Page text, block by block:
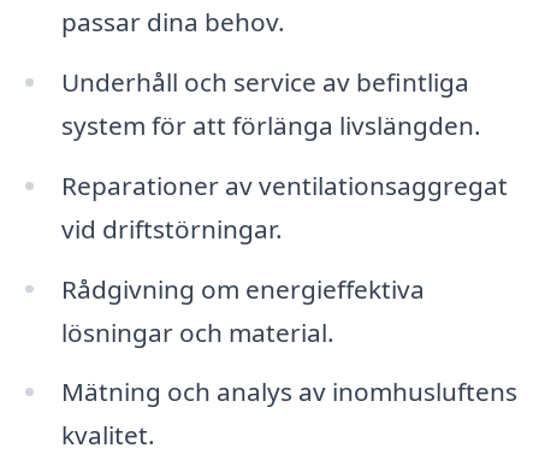
passar dina behov.
Underhåll och service av befintliga
system för att förlänga livslängden.
Reparationer av ventilationsaggregat
vid driftstörningar.
Rådgivning om energieffektiva
lösningar och material.
Mätning och analys av inomhusluftens
kvalitet.